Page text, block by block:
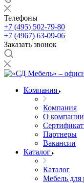
Телефоны
+7 (495) 502-79-80
+7 (4967) 63-09-06
Заказать звонок
Компания
Компания
О компании
Партнеры
Вакансии
Каталог
Каталог
Мебель для